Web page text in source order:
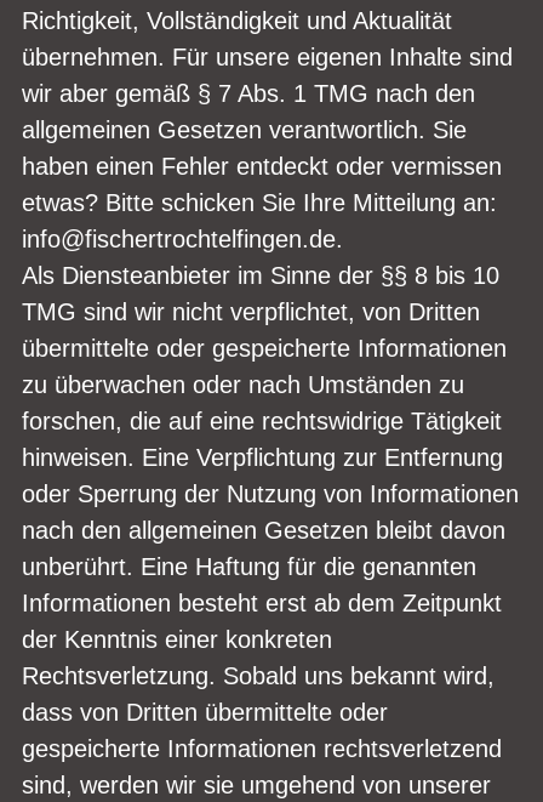
Richtigkeit, Vollständigkeit und Aktualität
übernehmen. Für unsere eigenen Inhalte sind
wir aber gemäß § 7 Abs. 1 TMG nach den
allgemeinen Gesetzen verantwortlich. Sie
haben einen Fehler entdeckt oder vermissen
etwas? Bitte schicken Sie Ihre Mitteilung an:
info@fischertrochtelfingen.de.
Als Diensteanbieter im Sinne der §§ 8 bis 10
TMG sind wir nicht verpflichtet, von Dritten
übermittelte oder gespeicherte Informationen
zu überwachen oder nach Umständen zu
forschen, die auf eine rechtswidrige Tätigkeit
hinweisen. Eine Verpflichtung zur Entfernung
oder Sperrung der Nutzung von Informationen
nach den allgemeinen Gesetzen bleibt davon
unberührt. Eine Haftung für die genannten
Informationen besteht erst ab dem Zeitpunkt
der Kenntnis einer konkreten
Rechtsverletzung. Sobald uns bekannt wird,
dass von Dritten übermittelte oder
gespeicherte Informationen rechtsverletzend
sind, werden wir sie umgehend von unserer